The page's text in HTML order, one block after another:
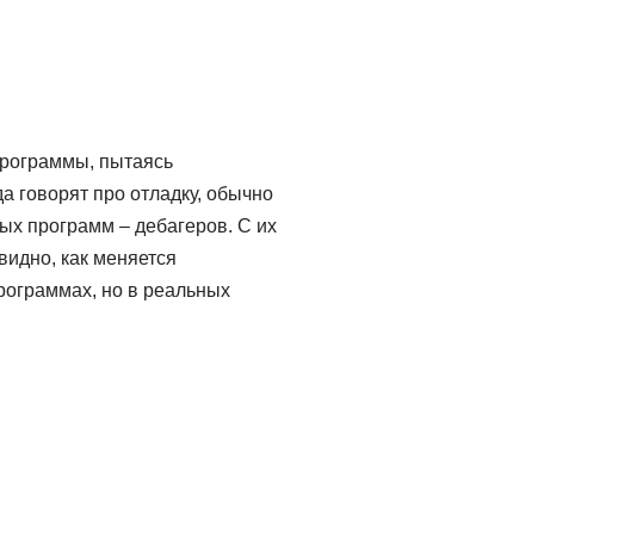
пытаясь
говорят про отладку, обычно
программ – дебагеров. С их
как меняется
но в реальных